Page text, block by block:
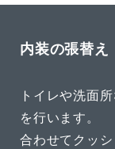
内装の張替え
トイレや洗面
を行います。
合わせてクッ